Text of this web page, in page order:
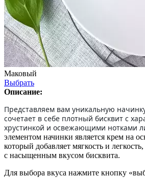
Маковый
Выбрать
Описание:
Представляем вам уникальную
сочетает в себе плотный бисквит с
хрустинкой и освежающими нотками
элементом начинки является крем на
который добавляет мягкость и
с насыщенным вкусом бисквита.
Для выбора вкуса нажмите кнопку